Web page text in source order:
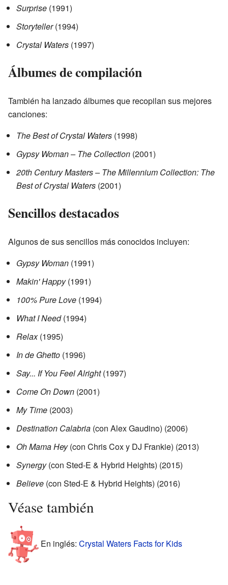
Surprise (1991)
Storyteller(1994)
Crystal Waters (1997)
Álbumes de compilación
También ha lanzado álbumes que recopilan sus mejores
canciones:
The Best of Crystal Waters (1998)
Gypsy Woman – The Collection (2001)
20th Century Masters – The Millennium Collection: The
Best of Crystal Waters (2001)
Sencillos destacados
Algunos de sus sencillos más conocidos incluyen:
Gypsy Woman (1991)
Makin' Happy(1991)
100% Pure Love (1994)
What I Need(1994)
Relax(1995)
In de Ghetto (1996)
Say... If You Feel Alright(1997)
Come On Down (2001)
My Time (2003)
Destination Calabria (con Alex Gaudino) (2006)
Oh Mama Hey(con Chris Cox y DJ Frankie) (2013)
Synergy(con Sted-E & Hybrid Heights) (2015)
Believe (con Sted-E & Hybrid Heights) (2016)
Véase también
En inglés: Crystal Waters Facts for Kids